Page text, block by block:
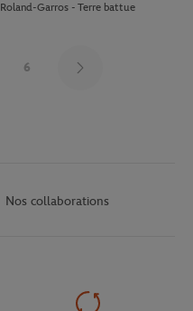
Roland-Garros - Terre battue
6
Nos collaborations